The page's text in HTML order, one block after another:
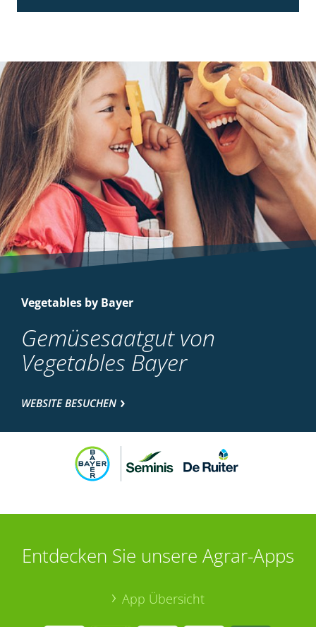
Vegetables by Bayer
Gemüsesaatgut von
Vegetables Bayer
WEBSITE BESUCHEN
Entdecken Sie unsere Agrar-Apps
App Übersicht